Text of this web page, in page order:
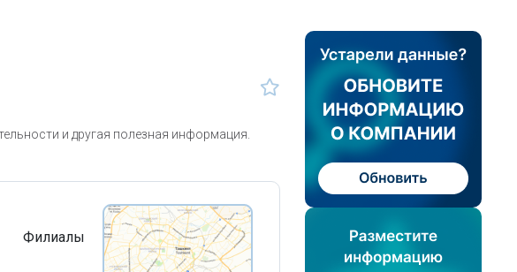
и другая полезная информация.
Филиалы